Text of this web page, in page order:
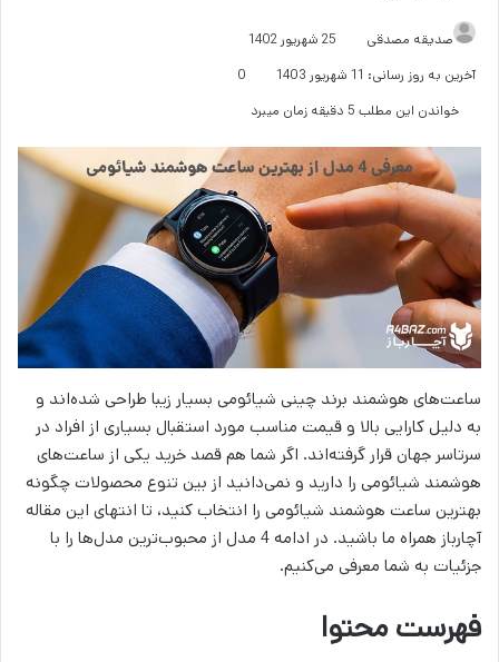
صدیقه مصدقی
25 شهریور 1402
آخرین به روز رسانی: 11 شهریور 1403
0
خواندن این مطلب 5 دقیقه زمان میبرد
ساعت‌های‌ هوشمند برند چینی شیائومی بسیار زیبا طراحی شده‌اند و
به دلیل کارایی بالا و قیمت مناسب مورد استقبال بسیاری از افراد در
سرتاسر جهان قرار گرفته‌اند. اگر شما هم قصد خرید یکی از ساعت‌های
هوشمند شیائومی را دارید و نمی‌دانید از بین تنوع محصولات چگونه
بهترین ساعت هوشمند شیائومی را انتخاب کنید، تا انتهای این مقاله
آچارباز همراه ما باشید. در ادامه 4 مدل از محبوب‌ترین مدل‌ها را با
جزئیات به شما معرفی می‌کنیم.
فهرست محتوا